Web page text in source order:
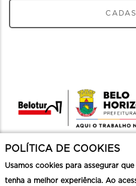
POLÍTICA DE COOKIES
Usamos cookies para assegurar
tenha a melhor experiência. Ao